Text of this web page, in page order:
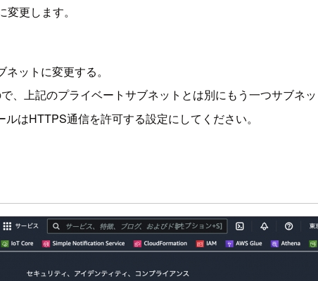
更します。
ットに変更する。
上記のプライベートサブネットとは別にもう一つサブネッ
はHTTPS通信を許可する設定にしてください。